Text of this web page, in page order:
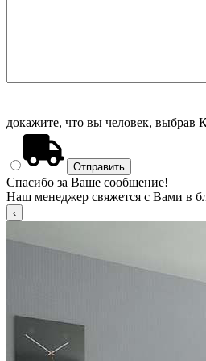
докажите, что вы человек, выбрав
Спасибо за Ваше сообщение!
Наш менеджер свяжется с Вами в